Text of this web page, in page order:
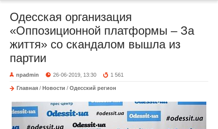
Одесская организация
«Оппозиционной платформы – За
життя» со скандалом вышла из
партии
npadmin 26-06-2019, 13:30 1 561
Главная / Новости / Одесский регион